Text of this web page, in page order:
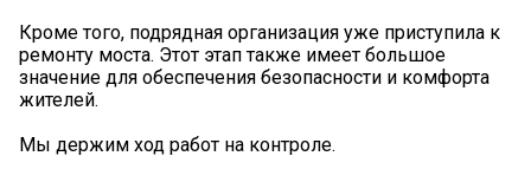
Кроме того, подрядная организация уже приступила к
ремонту моста. Этот этап также имеет большое
значение для обеспечения безопасности и комфорта
жителей.
Мы держим ход работ на контроле.